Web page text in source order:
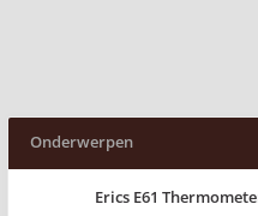
Onderwerpen
Erics E61